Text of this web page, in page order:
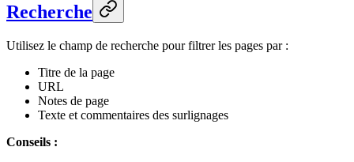
Recherche
Utilisez le champ de recherche pour filtrer les pages par :
Titre de la page
URL
Notes de page
Texte et commentaires des surlignages
Conseils :